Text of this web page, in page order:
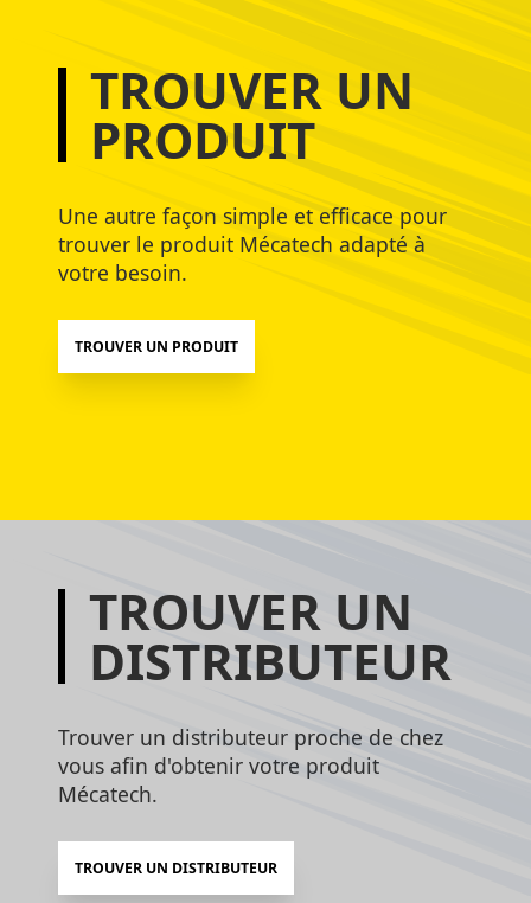
TROUVER UN
PRODUIT
Une autre façon simple et efficace pour
trouver le produit Mécatech adapté à
votre besoin.
TROUVER UN PRODUIT
TROUVER UN
DISTRIBUTEUR
Trouver un distributeur proche de chez
vous afin d'obtenir votre produit
Mécatech.
TROUVER UN DISTRIBUTEUR